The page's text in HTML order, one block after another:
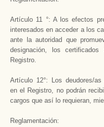
Artículo 11 °: A los efectos
interesados en acceder a los
ante la autoridad que
designación, los
Registro.
Artículo 12°: Los deudores/
en el Registro, no podrán
cargos que así lo requieran,
Reglamentación: